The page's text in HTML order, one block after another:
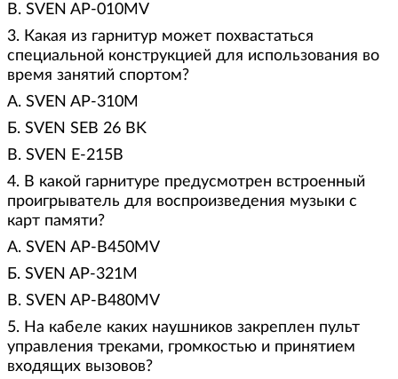
В. SVEN AP-010MV
3. Какая из гарнитур может похвастаться
специальной конструкцией для использования во
время занятий спортом?
А. SVEN AP-310M
Б. SVEN SEB 26 BK
В. SVEN E-215B
4. В какой гарнитуре предусмотрен встроенный
проигрыватель для воспроизведения музыки с
карт памяти?
А. SVEN AP-B450MV
Б. SVEN AP-321M
В. SVEN AP-B480MV
5. На кабеле каких наушников закреплен пульт
управления треками, громкостью и принятием
входящих вызовов?